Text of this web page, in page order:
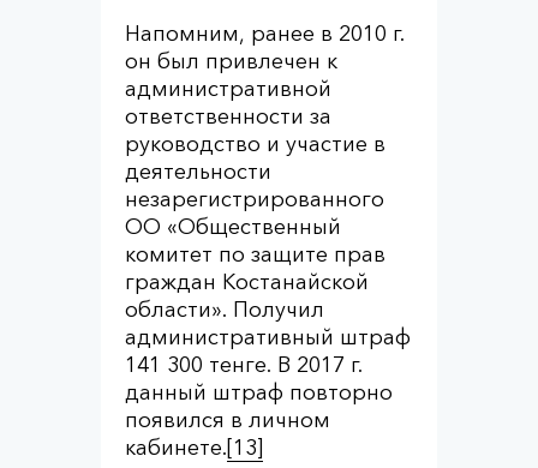
Напомним, ранее в 2010 г.
он был привлечен к
административной
ответственности за
руководство и участие в
деятельности
незарегистрированного
ОО «Общественный
комитет по защите прав
граждан Костанайской
области». Получил
административный штраф
141 300 тенге. В 2017 г.
данный штраф повторно
появился в личном
кабинете.[13]